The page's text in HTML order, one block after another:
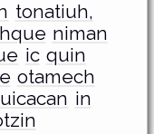
tonatiuh,
niman
ic quin
otamech
in